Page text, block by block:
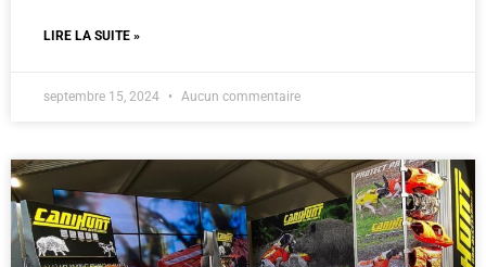
LIRE LA SUITE »
septembre 15, 2024 Aucun commentaire